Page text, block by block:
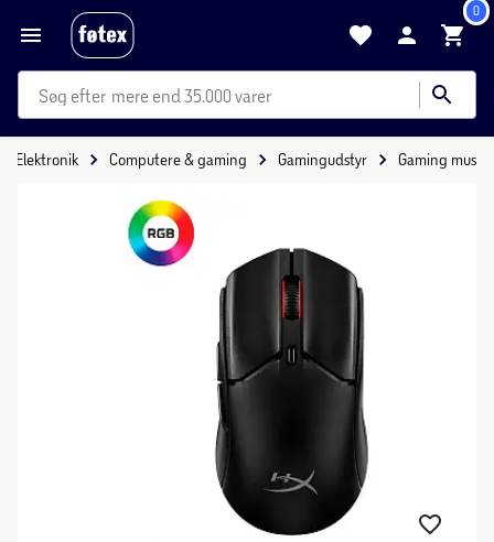
0
mere end 35.000 varer
Elektronik Computere & gaming Gamingudstyr Gaming mus